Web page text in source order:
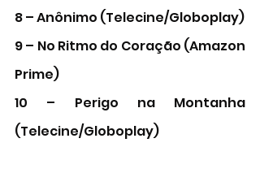
8 – Anônimo (Telecine/Globoplay)
9 – No Ritmo do Coração (Amazon
Prime)
10 – Perigo na Montanha
(Telecine/Globoplay)